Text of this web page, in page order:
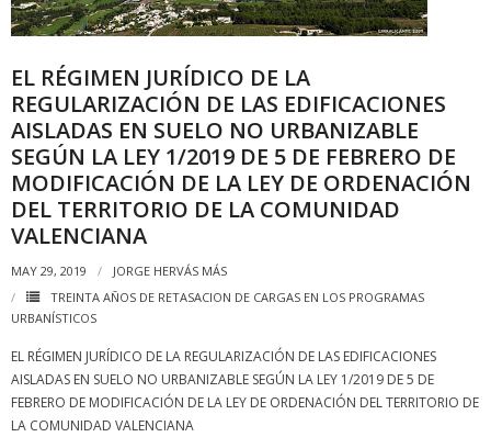
EL RÉGIMEN JURÍDICO DE LA
REGULARIZACIÓN DE LAS EDIFICACIONES
AISLADAS EN SUELO NO URBANIZABLE
SEGÚN LA LEY 1/2019 DE 5 DE FEBRERO DE
MODIFICACIÓN DE LA LEY DE ORDENACIÓN
DEL TERRITORIO DE LA COMUNIDAD
VALENCIANA
MAY 29, 2019
JORGE HERVÁS MÁS
TREINTA AÑOS DE RETASACION DE CARGAS EN LOS PROGRAMAS
URBANÍSTICOS
EL RÉGIMEN JURÍDICO DE LA REGULARIZACIÓN DE LAS EDIFICACIONES
AISLADAS EN SUELO NO URBANIZABLE SEGÚN LA LEY 1/2019 DE 5 DE
FEBRERO DE MODIFICACIÓN DE LA LEY DE ORDENACIÓN DEL TERRITORIO DE
LA COMUNIDAD VALENCIANA